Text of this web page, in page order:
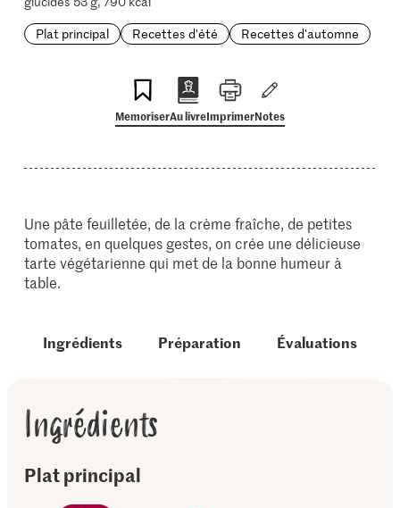
Plat principal
Recettes d'été Recettes d'automne
MemoriserAu livreImprimerNotes
Une pâte feuilletée, de la crème fraîche, de petites
tomates, en quelques gestes, on crée une délicieuse
tarte végétarienne qui met de la bonne humeur à
table.
Ingrédients Préparation Évaluations
Ingrédients
Plat principal